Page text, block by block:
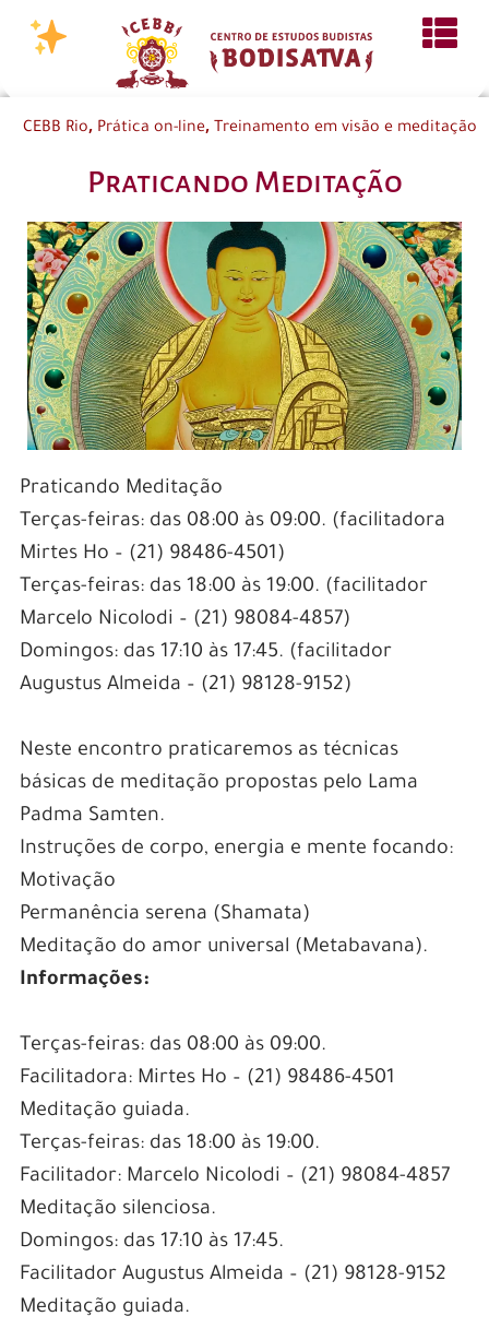
CEBB Rio, Prática on-line, Treinamento em visão e meditação
Praticando Meditação
Praticando Meditação
Terças-feiras: das 08:00 às 09:00. (facilitadora
Mirtes Ho – (21) 98486-4501)
Terças-feiras: das 18:00 às 19:00. (facilitador
Marcelo Nicolodi – (21) 98084-4857)
Domingos: das 17:10 às 17:45. (facilitador
Augustus Almeida – (21) 98128-9152)
Neste encontro praticaremos as técnicas
básicas de meditação propostas pelo Lama
Padma Samten.
Instruções de corpo, energia e mente focando:
Motivação
Permanência serena (Shamata)
Meditação do amor universal (Metabavana).
Informações:
Terças-feiras: das 08:00 às 09:00.
Facilitadora: Mirtes Ho – (21) 98486-4501
Meditação guiada.
Terças-feiras: das 18:00 às 19:00.
Facilitador: Marcelo Nicolodi – (21) 98084-4857
Meditação silenciosa.
Domingos: das 17:10 às 17:45.
Facilitador Augustus Almeida – (21) 98128-9152
Meditação guiada.